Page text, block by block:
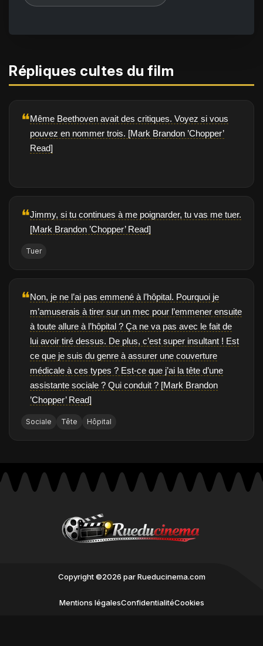
Répliques cultes du film
❝Même Beethoven avait des critiques. Voyez si vous
pouvez en nommer trois. [Mark Brandon ’Chopper’
Read]
❝Jimmy, si tu continues à me poignarder, tu vas me tuer.
[Mark Brandon ’Chopper’ Read]
Tuer
❝Non, je ne l’ai pas emmené à l’hôpital. Pourquoi je
m’amuserais à tirer sur un mec pour l’emmener ensuite
à toute allure à l’hôpital ? Ça ne va pas avec le fait de
lui avoir tiré dessus. De plus, c’est super insultant ! Est
ce que je suis du genre à assurer une couverture
médicale à ces types ? Est-ce que j’ai la tête d’une
assistante sociale ? Qui conduit ? [Mark Brandon
’Chopper’ Read]
Sociale Tête Hôpital
Copyright ©2026 par Rueducinema.com
Mentions légalesConfidentialitéCookies